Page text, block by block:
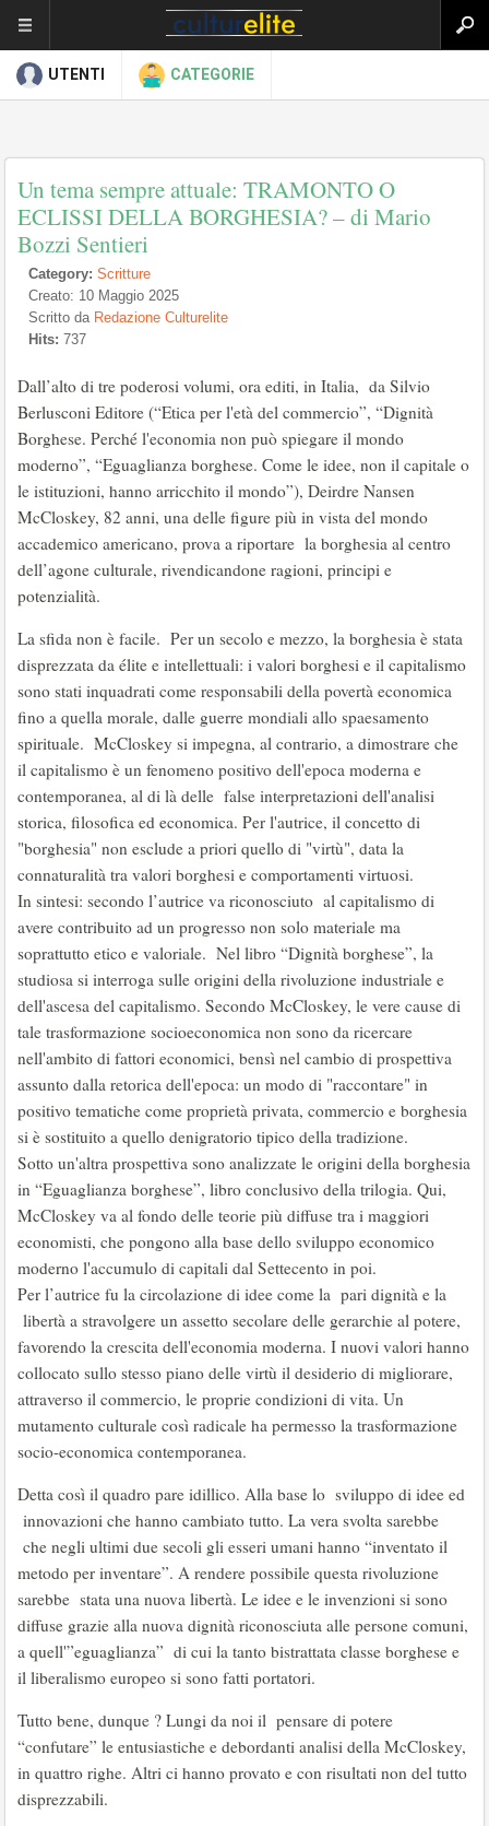
UTENTI CATEGORIE
Un tema sempre attuale: TRAMONTO O
ECLISSI DELLA BORGHESIA? – di Mario
Bozzi Sentieri
Category: Scritture
Creato: 10 Maggio 2025
Scritto da Redazione Culturelite
Hits: 737
Dall’alto di tre poderosi volumi, ora editi, in Italia, da Silvio
Berlusconi Editore (“Etica per l'età del commercio”, “Dignità
Borghese. Perché l'economia non può spiegare il mondo
moderno”, “Eguaglianza borghese. Come le idee, non il capitale o
le istituzioni, hanno arricchito il mondo”), Deirdre Nansen
McCloskey, 82 anni, una delle figure più in vista del mondo
accademico americano, prova a riportare la borghesia al centro
dell’agone culturale, rivendicandone ragioni, principi e
potenzialità.
La sfida non è facile. Per un secolo e mezzo, la borghesia è stata
disprezzata da élite e intellettuali: i valori borghesi e il capitalismo
sono stati inquadrati come responsabili della povertà economica
fino a quella morale, dalle guerre mondiali allo spaesamento
spirituale. McCloskey si impegna, al contrario, a dimostrare che
il capitalismo è un fenomeno positivo dell'epoca moderna e
contemporanea, al di là delle false interpretazioni dell'analisi
storica, filosofica ed economica. Per l'autrice, il concetto di
"borghesia" non esclude a priori quello di "virtù", data la
connaturalità tra valori borghesi e comportamenti virtuosi.
In sintesi: secondo l’autrice va riconosciuto al capitalismo di
avere contribuito ad un progresso non solo materiale ma
soprattutto etico e valoriale. Nel libro “Dignità borghese”, la
studiosa si interroga sulle origini della rivoluzione industriale e
dell'ascesa del capitalismo. Secondo McCloskey, le vere cause di
tale trasformazione socioeconomica non sono da ricercare
nell'ambito di fattori economici, bensì nel cambio di prospettiva
assunto dalla retorica dell'epoca: un modo di "raccontare" in
positivo tematiche come proprietà privata, commercio e borghesia
si è sostituito a quello denigratorio tipico della tradizione.
Sotto un'altra prospettiva sono analizzate le origini della borghesia
in “Eguaglianza borghese”, libro conclusivo della trilogia. Qui,
McCloskey va al fondo delle teorie più diffuse tra i maggiori
economisti, che pongono alla base dello sviluppo economico
moderno l'accumulo di capitali dal Settecento in poi.
Per l’autrice fu la circolazione di idee come la pari dignità e la
libertà a stravolgere un assetto secolare delle gerarchie al potere,
favorendo la crescita dell'economia moderna. I nuovi valori hanno
collocato sullo stesso piano delle virtù il desiderio di migliorare,
attraverso il commercio, le proprie condizioni di vita. Un
mutamento culturale così radicale ha permesso la trasformazione
socio-economica contemporanea.
Detta così il quadro pare idillico. Alla base lo sviluppo di idee ed
innovazioni che hanno cambiato tutto. La vera svolta sarebbe
che negli ultimi due secoli gli esseri umani hanno “inventato il
metodo per inventare”. A rendere possibile questa rivoluzione
sarebbe stata una nuova libertà. Le idee e le invenzioni si sono
diffuse grazie alla nuova dignità riconosciuta alle persone comuni,
a quell'”eguaglianza” di cui la tanto bistrattata classe borghese e
il liberalismo europeo si sono fatti portatori.
Tutto bene, dunque ? Lungi da noi il pensare di potere
“confutare” le entusiastiche e debordanti analisi della McCloskey,
in quattro righe. Altri ci hanno provato e con risultati non del tutto
disprezzabili.